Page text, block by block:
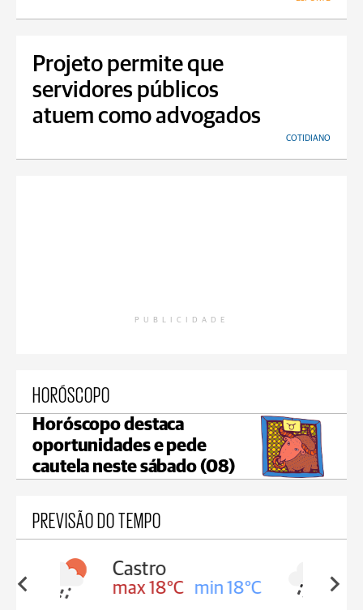
Projeto permite que
servidores públicos
atuem como advogados
COTIDIANO
PUBLICIDADE
HORÓSCOPO
Horóscopo destaca
oportunidades e pede
cautela neste sábado (08)
PREVISÃO DO TEMPO
18°C
Carambeí
max 18°C min 17°C